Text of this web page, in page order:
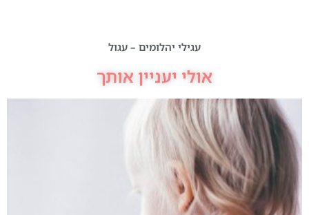
עגילי יהלומים – עגול
אולי יעניין אותך